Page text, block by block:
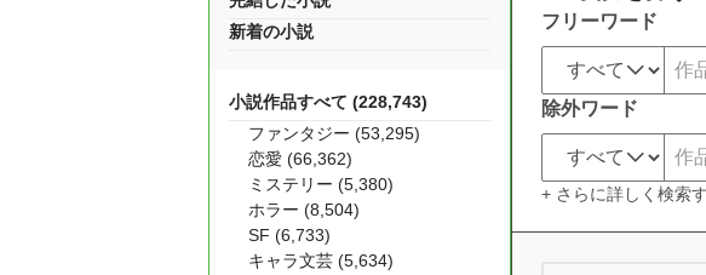
フリーワード
除外ワード
+ さらに詳しく検索
新着の小説
小説作品すべて (228,743)
ファンタジー (53,295)
恋愛 (66,362)
ミステリー (5,380)
ホラー (8,504)
SF (6,733)
キャラ文芸 (5,634)